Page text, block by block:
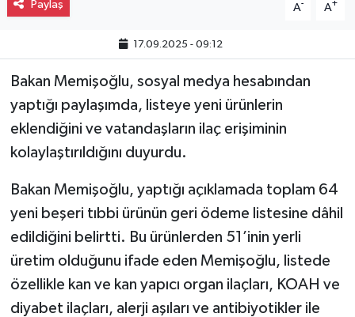
Paylaş A- A+
17.09.2025 - 09:12
Bakan Memişoğlu, sosyal medya hesabından
yaptığı paylaşımda, listeye yeni ürünlerin
eklendiğini ve vatandaşların ilaç erişiminin
kolaylaştırıldığını duyurdu.
Bakan Memişoğlu, yaptığı açıklamada toplam 64
yeni beşeri tıbbi ürünün geri ödeme listesine dâhil
edildiğini belirtti. Bu ürünlerden 51’inin yerli
üretim olduğunu ifade eden Memişoğlu, listede
özellikle kan ve kan yapıcı organ ilaçları, KOAH ve
diyabet ilaçları, alerji aşıları ve antibiyotikler ile